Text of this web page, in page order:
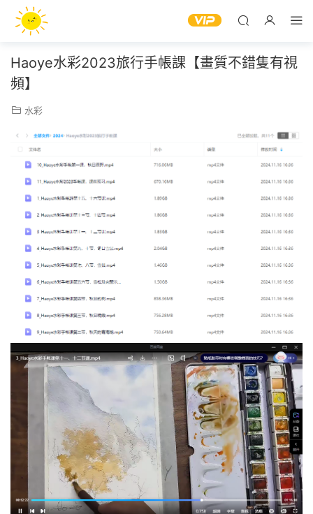
Haoye水彩2023旅行手帳課【畫質不錯隻有視
頻】
水彩